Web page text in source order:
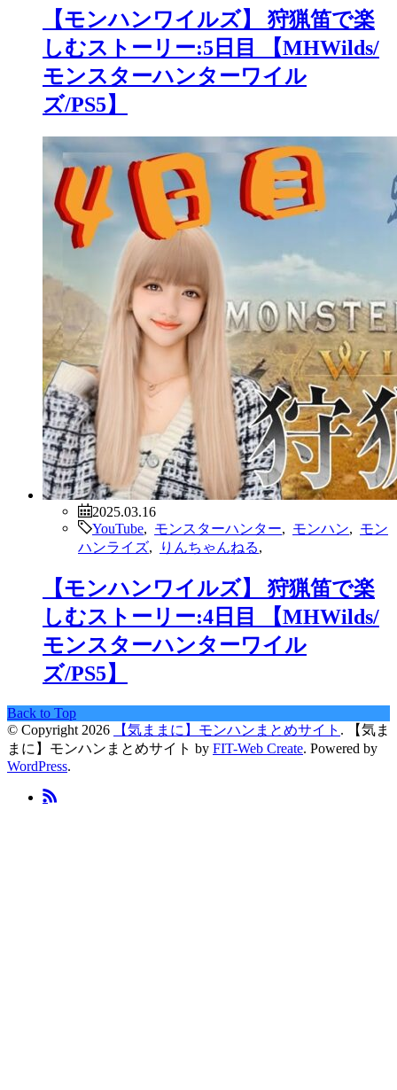
【モンハンワイルズ】 狩猟笛で楽
しむストーリー:5日目 【MHWilds/
モンスターハンターワイル
ズ/PS5】
2025.03.16
YouTube
モンスターハンター モンハン
モン
ハンライズ
りんちゃんねる
【モンハンワイルズ】 狩猟笛で楽
しむストーリー:4日目 【MHWilds/
モンスターハンターワイル
ズ/PS5】
Back to Top
© Copyright 2026
【気ままに】モンハンまとめサイト .
【気ま
まに】モンハンまとめサイト by FIT-Web Create. Powered by
WordPress.